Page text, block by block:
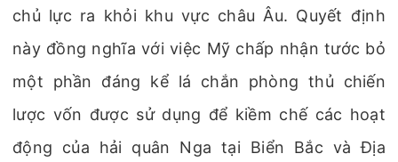
chủ lực ra khỏi khu vực châu Âu. Quyết định
này đồng nghĩa với việc Mỹ chấp nhận tước bỏ
một phần đáng kể lá chắn phòng thủ chiến
lược vốn được sử dụng để kiềm chế các hoạt
động của hải quân Nga tại Biển Bắc và Địa